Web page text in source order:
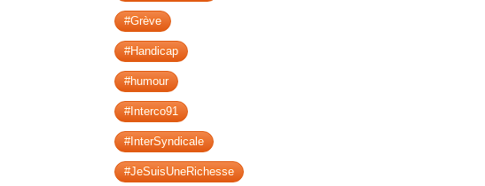
#Grève
#Handicap
#humour
#Interco91
#InterSyndicale
#JeSuisUneRichesse